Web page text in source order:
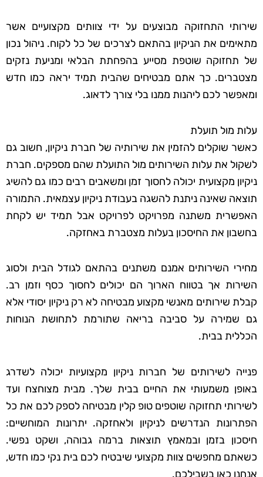
שירותי התחזוקה מבוצעים על ידי צוותים מקצועיים אשר
מתאימים את הניקיון בהתאם לצרכים של כל לקוח. ניהול נכון
של תחזוקה שוטפת מסייע בהפחתת הבלאי ומניעת נזקים
מצטברים. כך אתם מבטיחים שהבית תמיד יראה כמו חדש
ומאפשר לכם ליהנות ממנו בלי צורך לדאוג.
עלות מול תועלת
כאשר שוקלים להזמין את שירותיה של חברת ניקיון, חשוב גם
לשקול את עלות השירותים מול התועלת שהם מספקים. חברת
ניקיון מקצועית יכולה לחסוך זמן ומשאבים רבים כמו גם להשיג
תוצאה שאינה ניתנת להשגה בעבודת ניקיון עצמאית. התמורה
האפשרית משתנה מפרויקט לפרויקט אבל תמיד יש לקחת
בחשבון את החיסכון בעלות מצטברת באחזקה.
מחירי השירותים אמנם משתנים בהתאם לגודל הבית ולסוג
השירות אך בטווח הארוך הם יכולים לחסוך כסף וזמן רב.
קבלת שירותים מאנשי מקצוע מבטיחה לא רק ניקיון יסודי אלא
גם שמירה על סביבה בריאה שתורמת לתחושת הנוחות
הכללית בבית.
פנייה לשירותים של חברות ניקיון מקצועיות יכולה לשדרג
באופן משמעותי את החיים בבית שלך. מבית מצוחצח ועד
לשירותי תחזוקה שוטפים טופ קלין מבטיחה לספק לכם את כל
הפתרונות הנדרשים לניקיון ולאחזקה. יתרונות המוחשיים:
חיסכון בזמן ובמאמץ תוצאות ברמה גבוהה, ושקט נפשי.
כשאתם מחפשים צוות מקצועי שיבטיח לכם בית נקי כמו חדש,
אנחנו כאן בשבילכם.